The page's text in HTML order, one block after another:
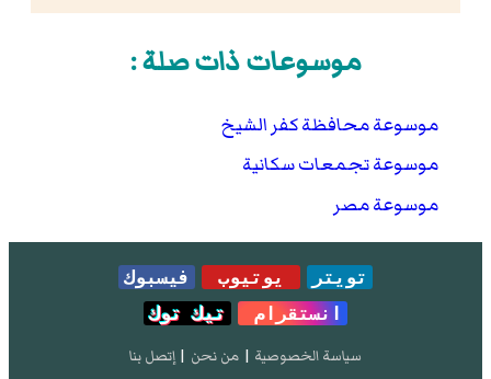
موسوعات ذات صلة :
موسوعة محافظة كفر الشيخ
موسوعة تجمعات سكانية
موسوعة مصر
تويتر يوتيوب
فيسبوك
انستقرام
تيك توك
سياسة الخصوصية | من نحن | إتصل بنا